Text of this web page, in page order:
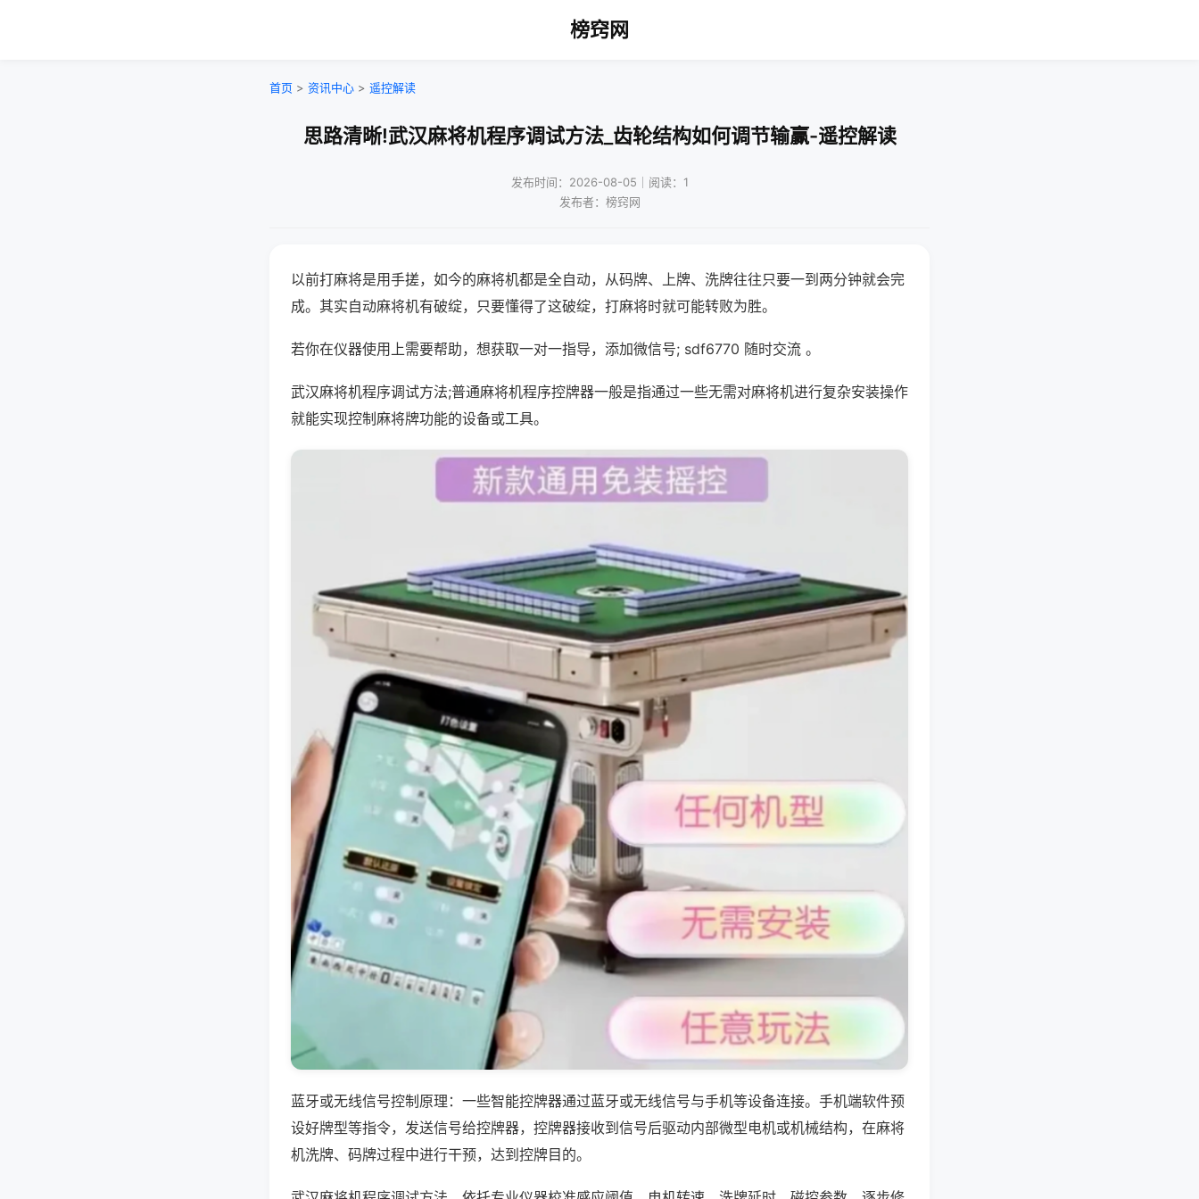
榜窍网
首页 > 资讯中心 > 遥控解读
思路清晰!武汉麻将机程序调试方法_齿轮结构如何调节输赢-遥控解读
发布时间：2026-08-05｜阅读：1
发布者：榜窍网
以前打麻将是用手搓，如今的麻将机都是全自动，从码牌、上牌、洗牌往往只要一到两分钟就会完
成。其实自动麻将机有破绽，只要懂得了这破绽，打麻将时就可能转败为胜。
若你在仪器使用上需要帮助，想获取一对一指导，添加微信号; sdf6770 随时交流 。
武汉麻将机程序调试方法;普通麻将机程序控牌器一般是指通过一些无需对麻将机进行复杂安装操作
就能实现控制麻将牌功能的设备或工具。
蓝牙或无线信号控制原理：一些智能控牌器通过蓝牙或无线信号与手机等设备连接。手机端软件预
设好牌型等指令，发送信号给控牌器，控牌器接收到信号后驱动内部微型电机或机械结构，在麻将
机洗牌、码牌过程中进行干预，达到控牌目的。